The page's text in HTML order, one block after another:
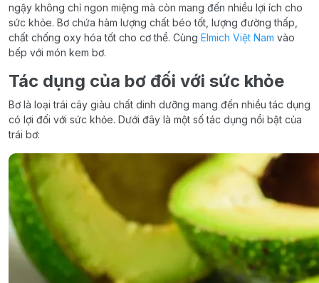
ngậy không chỉ ngon miệng mà còn mang đến nhiều lợi ích cho
sức khỏe. Bơ chứa hàm lượng chất béo tốt, lượng đường thấp,
chất chống oxy hóa tốt cho cơ thể. Cùng Elmich Việt Nam vào
bếp với món kem bơ.
Tác dụng của bơ đối với sức khỏe
Bơ là loại trái cây giàu chất dinh dưỡng mang đến nhiều tác dụng
có lợi đối với sức khỏe. Dưới đây là một số tác dụng nổi bật của
trái bơ: